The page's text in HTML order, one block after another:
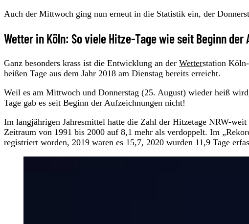
Auch der Mittwoch ging nun erneut in die Statistik ein, der
Wetter in Köln: So viele Hitze-Tage wie seit Beginn
Ganz besonders krass ist die Entwicklung an der Wetterstation
heißen Tage aus dem Jahr 2018 am Dienstag bereits erreicht.
Weil es am Mittwoch und Donnerstag (25. August) wieder heiß
Tage gab es seit Beginn der Aufzeichnungen nicht!
Im langjährigen Jahresmittel hatte die Zahl der Hitzetage NRW-
Zeitraum von 1991 bis 2000 auf 8,1 mehr als verdoppelt. Im
registriert worden, 2019 waren es 15,7, 2020 wurden 11,9 Tage